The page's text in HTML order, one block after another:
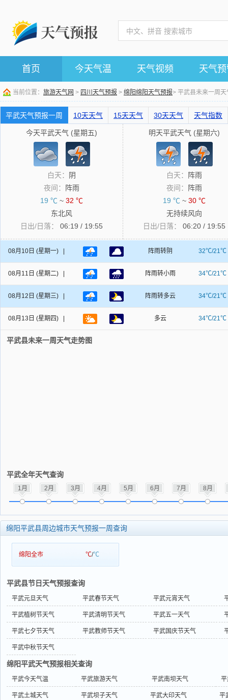
首页 今天气温 天气视频 天气
当前位置： 旅游天气网 > 四川天气预报 > 绵阳绵阳天气预报> 平武县未来一周天
平武天气预报一周 10天天气 15天天气 30天天气 天气指数
今天平武天气 (星期五)
白天：
阴
夜间：
阵雨
19 ℃ ~ 32 ℃
东北风
日出/日落：
06:19 / 19:55
明天平武天气 (星期六)
白天：
阵雨
夜间：
阵雨
19 ℃ ~ 30 ℃
无持续风向
日出/日落：
06:20 / 19:55
08月10日 (星期一) | 阵雨转阴 32℃/21℃
08月11日 (星期二) | 阵雨转小雨 34℃/21℃
08月12日 (星期三) | 阵雨转多云 34℃/21℃
08月13日 (星期四) | 多云 34℃/21℃
平武县未来一周天气走势图
平武全年天气查询
1月 2月 3月 4月 5月 6月 7月 8月
绵阳平武县周边城市天气预报一周查询
绵阳全市 ℃/℃
平武县节日天气预报查询
平武元旦天气 平武春节天气 平武元宵天气
平武植树节天气 平武清明节天气 平武五一天气
平武七夕节天气 平武教师节天气 平武国庆节天气
平武中秋节天气
绵阳平武天气预报相关查询
平武今天气温 平武旅游天气 平武南坝天气
平武土城天气 平武坝子天气 平武大印天气 平